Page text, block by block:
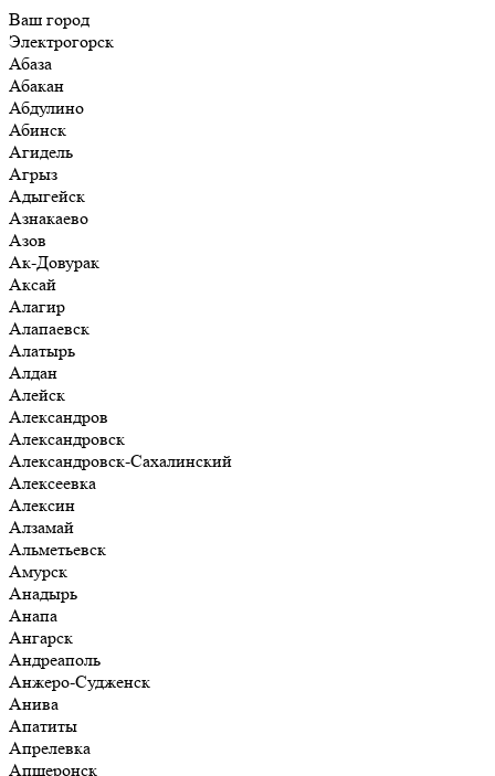
Ваш город
Электрогорск
Абаза
Абакан
Абдулино
Абинск
Агидель
Агрыз
Адыгейск
Азнакаево
Азов
Ак-Довурак
Аксай
Алагир
Алапаевск
Алатырь
Алдан
Алейск
Александров
Александровск
Александровск-Сахалинский
Алексеевка
Алексин
Алзамай
Альметьевск
Амурск
Анадырь
Анапа
Ангарск
Андреаполь
Анжеро-Судженск
Анива
Апатиты
Апрелевка
Апшеронск